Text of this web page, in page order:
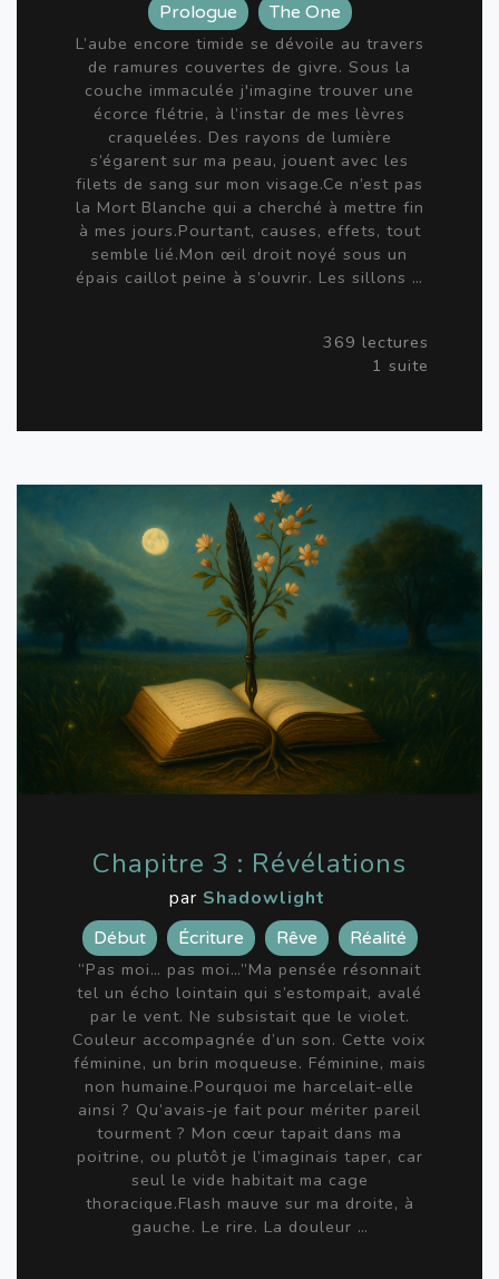
Prologue
The One
L’aube encore timide se dévoile au travers
de ramures couvertes de givre. Sous la
couche immaculée j'imagine trouver une
écorce flétrie, à l’instar de mes lèvres
craquelées. Des rayons de lumière
s’égarent sur ma peau, jouent avec les
filets de sang sur mon visage.Ce n’est pas
la Mort Blanche qui a cherché à mettre fin
à mes jours.Pourtant, causes, effets, tout
semble lié.Mon œil droit noyé sous un
épais caillot peine à s’ouvrir. Les sillons …
369 lectures
1 suite
Chapitre 3 : Révélations
par Shadowlight
Début Écriture Rêve
Réalité
“Pas moi… pas moi…”Ma pensée résonnait
tel un écho lointain qui s’estompait, avalé
par le vent. Ne subsistait que le violet.
Couleur accompagnée d’un son. Cette voix
féminine, un brin moqueuse. Féminine, mais
non humaine.Pourquoi me harcelait-elle
ainsi ? Qu’avais-je fait pour mériter pareil
tourment ? Mon cœur tapait dans ma
poitrine, ou plutôt je l’imaginais taper, car
seul le vide habitait ma cage
thoracique.Flash mauve sur ma droite, à
gauche. Le rire. La douleur …